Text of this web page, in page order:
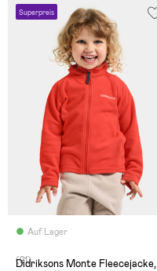
Superpreis
Auf Lager
(21)
Didriksons Monte Fleecejacke,